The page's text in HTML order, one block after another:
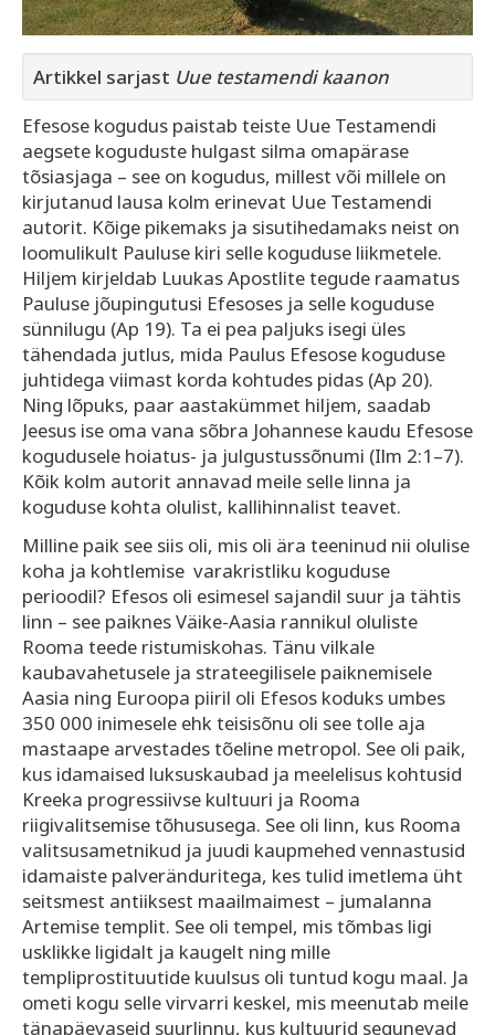
Artikkel sarjast Uue testamendi kaanon
Efesose kogudus paistab teiste Uue Testamendi
aegsete koguduste hulgast silma omapärase
tõsiasjaga – see on kogudus, millest või millele on
kirjutanud lausa kolm erinevat Uue Testamendi
autorit. Kõige pikemaks ja sisutihedamaks neist on
loomulikult Pauluse kiri selle koguduse liikmetele.
Hiljem kirjeldab Luukas Apostlite tegude raamatus
Pauluse jõupingutusi Efesoses ja selle koguduse
sünnilugu (Ap 19). Ta ei pea paljuks isegi üles
tähendada jutlus, mida Paulus Efesose koguduse
juhtidega viimast korda kohtudes pidas (Ap 20).
Ning lõpuks, paar aastakümmet hiljem, saadab
Jeesus ise oma vana sõbra Johannese kaudu Efesose
kogudusele hoiatus- ja julgustussõnumi (Ilm 2:1–7).
Kõik kolm autorit annavad meile selle linna ja
koguduse kohta olulist, kallihinnalist teavet.
Milline paik see siis oli, mis oli ära teeninud nii olulise
koha ja kohtlemise varakristliku koguduse
perioodil? Efesos oli esimesel sajandil suur ja tähtis
linn – see paiknes Väike-Aasia rannikul oluliste
Rooma teede ristumiskohas. Tänu vilkale
kaubavahetusele ja strateegilisele paiknemisele
Aasia ning Euroopa piiril oli Efesos koduks umbes
350 000 inimesele ehk teisisõnu oli see tolle aja
mastaape arvestades tõeline metropol. See oli paik,
kus idamaised luksuskaubad ja meele­lisus kohtusid
Kreeka progressiivse kultuuri ja Rooma
riigivalitsemise tõhususega. See oli linn, kus Rooma
valitsusametnikud ja juudi kaup­mehed vennastusid
idamaiste palveränduritega, kes tulid imetlema üht
seitsmest antiiksest maailmaimest – jumalanna
Artemise templit. See oli tempel, mis tõmbas ligi
usklikke ligidalt ja kaugelt ning mille
templiprostituutide kuulsus oli tuntud kogu maal. Ja
ometi kogu selle virvarri keskel, mis meenutab meile
tänapäevaseid suurlinnu, kus kultuurid segunevad